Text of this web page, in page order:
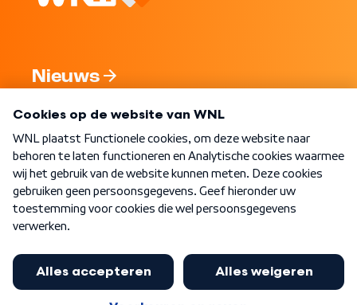
Nieuws
Nieuwsbrief
Word Lid